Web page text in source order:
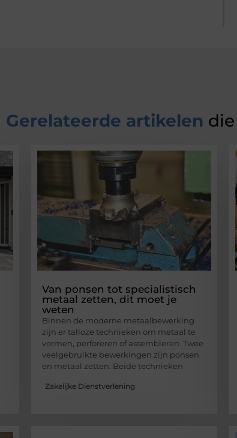
Gerelateerde artikelen
Van ponsen tot specialistisch
metaal zetten, dit moet je
weten
Binnen de moderne metaalbewerking
zijn er talloze technieken om metaal te
vormen, perforeren of assembleren. Twee
veelgebruikte bewerkingen zijn ponsen
en metaal zetten. Beide technieken
Zakelijke Dienstverlening